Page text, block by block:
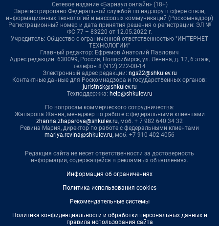
Сетевое издание «Барнаул онлайн» (18+)
Зарегистрировано Федеральной службой по надзору в сфере связи,
информационных технологий и массовых коммуникаций (Роскомнадзор)
Регистрационный номер и дата принятия решения о регистрации: ЭЛ №
ФС 77 – 83220 от 12.05.2022 г.
Учредитель: Общество с ограниченной ответственностью "ИНТЕРНЕТ
ТЕХНОЛОГИИ"
Главный редактор: Ефремов Анатолий Павлович
Адрес редакции: 630099, Россия, Новосибирск, ул. Ленина, д. 12, 6 этаж,
телефон 8 (912) 222-00-14
Электронный адрес редакции: ngs22@shkulev.ru
Контактные данные для Роскомнадзора и государственных органов:
juristnsk@shkulev.ru
Техподдержка: help@shkulev.ru
По вопросам коммерческого сотрудничества:
Жапарова Жанна, менеджер по работе с федеральными клиентами
zhanna.zhaparova@shkulev.ru, моб. + 7 982 640 34 32
Ревина Мария, директор по работе с федеральными клиентами
mariya.revina@shkulev.ru, моб. +7 910 402 4056
Редакция сайта не несет ответственности за достоверность
информации, содержащейся в рекламных объявлениях.
Информация об ограничениях
Политика использования cookies
Рекомендательные системы
Политика конфиденциальности и обработки персональных данных и
правила использования сайта